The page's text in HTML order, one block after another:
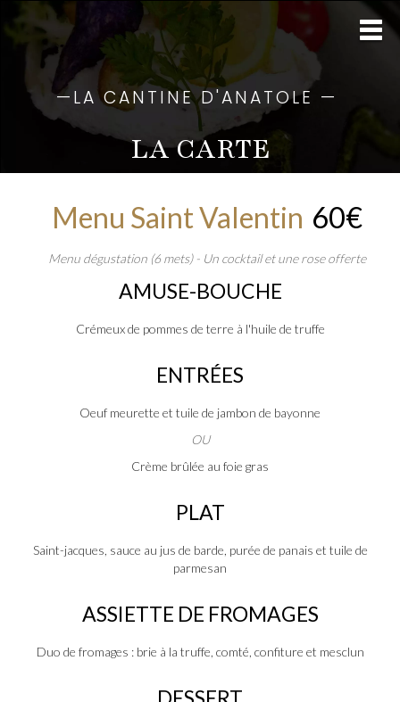
—LA CANTINE D'ANATOLE —
LA CARTE
Menu Saint Valentin 60€
Menu dégustation (6 mets) - Un cocktail et une rose offerte
AMUSE-BOUCHE
Crémeux de pommes de terre à l'huile de truffe
ENTRÉES
Oeuf meurette et tuile de jambon de bayonne
OU
Crème brûlée au foie gras
PLAT
Saint-jacques, sauce au jus de barde, purée de panais et tuile de
parmesan
ASSIETTE DE FROMAGES
Duo de fromages : brie à la truffe, comté, confiture et mesclun